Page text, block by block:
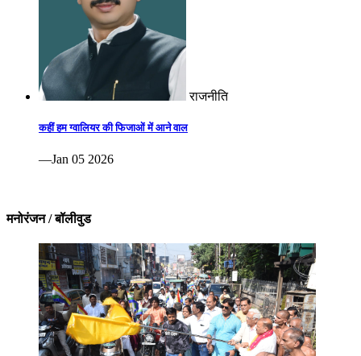
राजनीति
कहीं हम ग्वालियर की फिजाओं में आने वाल
—Jan 05 2026
मनोरंजन / बॉलीवुड